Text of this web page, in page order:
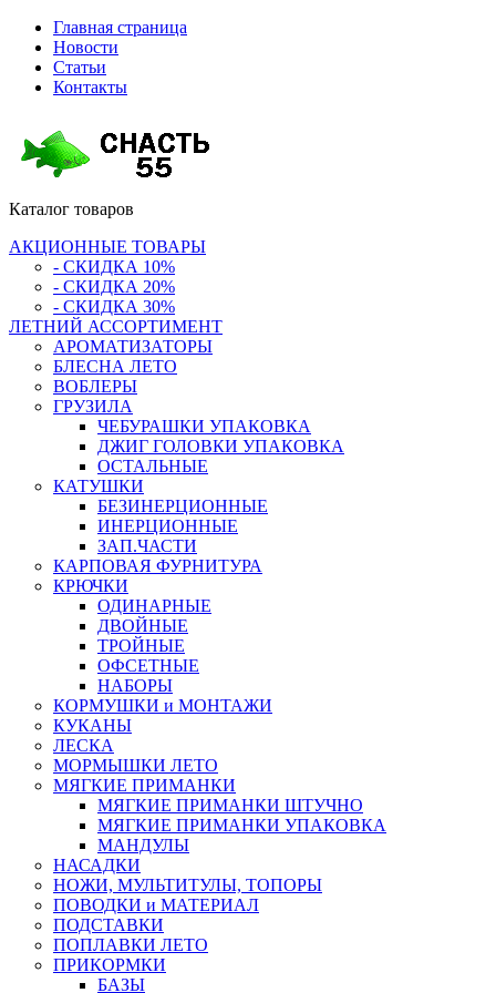
Главная страница
Новости
Статьи
Контакты
Каталог товаров
АКЦИОННЫЕ ТОВАРЫ
- СКИДКА 10%
- СКИДКА 20%
- СКИДКА 30%
ЛЕТНИЙ АССОРТИМЕНТ
АРОМАТИЗАТОРЫ
БЛЕСНА ЛЕТО
ВОБЛЕРЫ
ГРУЗИЛА
ЧЕБУРАШКИ УПАКОВКА
ДЖИГ ГОЛОВКИ УПАКОВКА
ОСТАЛЬНЫЕ
КАТУШКИ
БЕЗИНЕРЦИОННЫЕ
ИНЕРЦИОННЫЕ
ЗАП.ЧАСТИ
КАРПОВАЯ ФУРНИТУРА
КРЮЧКИ
ОДИНАРНЫЕ
ДВОЙНЫЕ
ТРОЙНЫЕ
ОФСЕТНЫЕ
НАБОРЫ
КОРМУШКИ и МОНТАЖИ
КУКАНЫ
ЛЕСКА
МОРМЫШКИ ЛЕТО
МЯГКИЕ ПРИМАНКИ
МЯГКИЕ ПРИМАНКИ ШТУЧНО
МЯГКИЕ ПРИМАНКИ УПАКОВКА
МАНДУЛЫ
НАСАДКИ
НОЖИ, МУЛЬТИТУЛЫ, ТОПОРЫ
ПОВОДКИ и МАТЕРИАЛ
ПОДСТАВКИ
ПОПЛАВКИ ЛЕТО
ПРИКОРМКИ
БАЗЫ